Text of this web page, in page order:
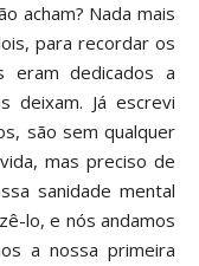
acham? Nada mais
para recordar os
eram dedicados a
deixam. Já escrevi
são sem qualquer
mas preciso de
sanidade mental
lo, e nós andamos
a nossa primeira